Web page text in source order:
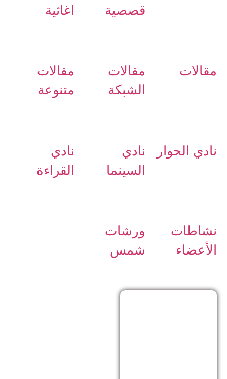
قصصية اغاثية
مقالات
مقالات
الشبكة
مقالات
متنوعة
نادي الحوار
نادي
السينما
نادي
القراءة
نشاطات
الأعضاء
ورشات
شمس